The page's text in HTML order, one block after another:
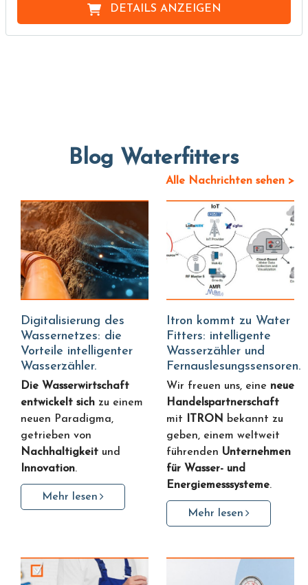
DETAILS ANZEIGEN
Blog Waterfitters
Alle Nachrichten sehen >
Digitalisierung des
Wassernetzes: die
Vorteile intelligenter
Wasserzähler.
Die Wasserwirtschaft
entwickelt sich zu einem
neuen Paradigma,
getrieben von
Nachhaltigkeit und
Innovation.
Mehr lesen
Itron kommt zu Water
Fitters: intelligente
Wasserzähler und
Fernauslesungssensoren.
Wir freuen uns, eine neue
Handelspartnerschaft
mit
ITRON bekannt zu
geben, einem weltweit
führenden Unternehmen
für Wasser- und
Energiemesssysteme.
Mehr lesen